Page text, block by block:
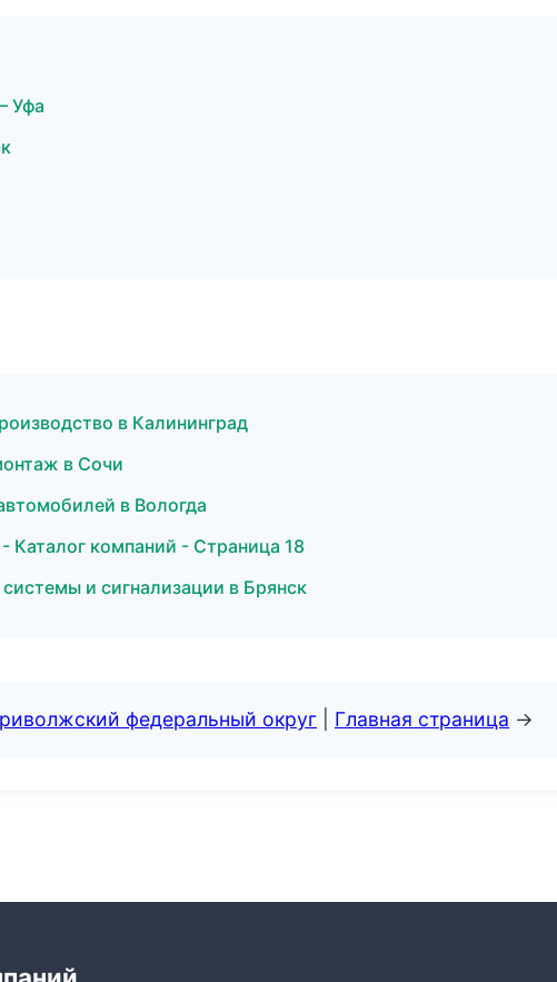
Уфа
в Калининград
в Сочи
в Вологда
Каталог компаний - Страница 18
и сигнализации в Брянск
федеральный округ Главная страница →